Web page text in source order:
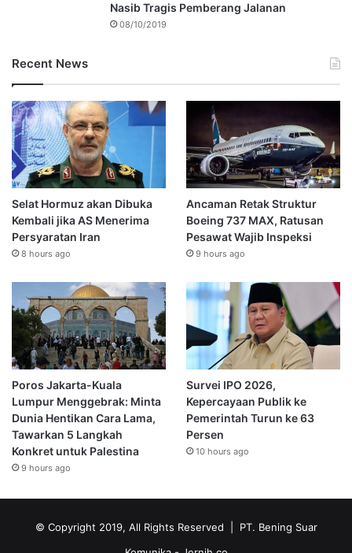
Nasib Tragis Pemberang Jalanan
08/10/2019
Recent News
Selat Hormuz akan Dibuka
Kembali jika AS Menerima
Persyaratan Iran
8 hours ago
Ancaman Retak Struktur
Boeing 737 MAX, Ratusan
Pesawat Wajib Inspeksi
9 hours ago
Poros Jakarta-Kuala
Lumpur Menggebrak: Minta
Dunia Hentikan Cara Lama,
Tawarkan 5 Langkah
Konkret untuk Palestina
9 hours ago
Survei IPO 2026,
Kepercayaan Publik ke
Pemerintah Turun ke 63
Persen
10 hours ago
© Copyright 2019, All Rights Reserved | PT. Bening Suar